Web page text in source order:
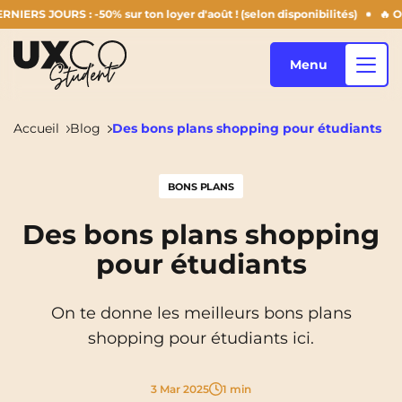
JOURS : -50% sur ton loyer d'août ! (selon disponibilités) 🔥
Nos logements
Annemasse Archamps
Aulnoy-Lez-Valenciennes Béziers
Bezons NEW! Blois
Caen
Qui sommes-nous ?
Blog
Menu
Accueil Blog Des bons plans shopping pour étudiants
BONS PLANS
Des bons plans shopping
pour étudiants
On te donne les meilleurs bons plans
shopping pour étudiants ici.
3 Mar 2025 1 min